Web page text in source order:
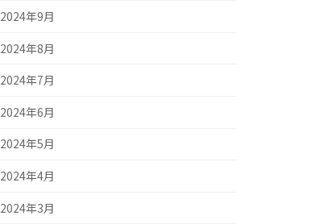
2024年9月
2024年8月
2024年7月
2024年6月
2024年5月
2024年4月
2024年3月